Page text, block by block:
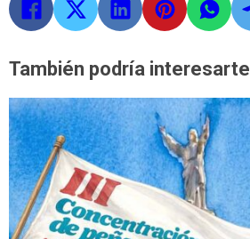
También podría interesarte